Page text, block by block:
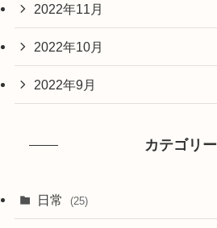
2022年11月
2022年10月
2022年9月
カテゴリー
日常 (25)